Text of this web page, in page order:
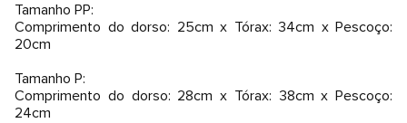
Tamanho PP:
Comprimento do dorso: 25cm x Tórax: 34cm x Pescoço:
20cm
Tamanho P:
Comprimento do dorso: 28cm x Tórax: 38cm x Pescoço:
24cm